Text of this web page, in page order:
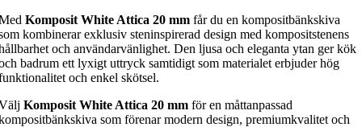
Komposit White Attica 20 mm får du en kompositbänkskiva
kombinerar exklusiv steninspirerad design med kompositstenens
och användarvänlighet. Den ljusa och eleganta ytan ger kök
badrum ett lyxigt uttryck samtidigt som materialet erbjuder hög
och enkel skötsel.
Komposit White Attica 20 mm för en måttanpassad
som förenar modern design, premiumkvalitet och